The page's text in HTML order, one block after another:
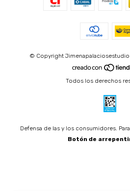
© Copyright Jimenapalaciosestudio
Todos los derechos
Defensa de las y los consumidores.
Botón de